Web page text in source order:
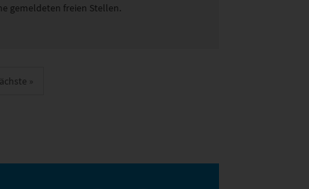
gemeldeten freien Stellen.
»